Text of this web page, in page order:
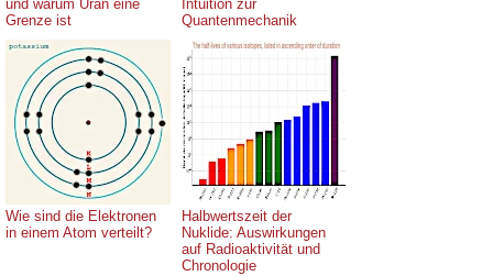
und warum Uran eine
Grenze ist
Intuition zur
Quantenmechanik
Wie sind die Elektronen
in einem Atom verteilt?
Halbwertszeit der
Nuklide: Auswirkungen
auf Radioaktivität und
Chronologie